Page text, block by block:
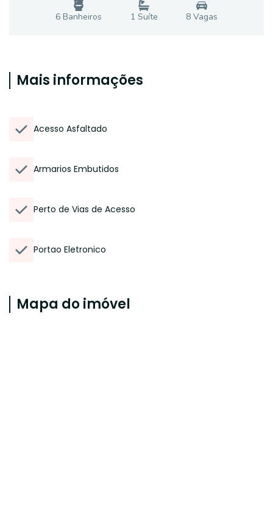
6 Banheiros 1 Suíte 8Vagas
Mais informações
Acesso Asfaltado
Armarios Embutidos
Perto de Vias de Acesso
Portao Eletronico
Mapa do imóvel